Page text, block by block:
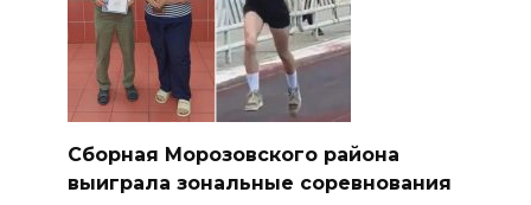
Сборная Морозовского района
выиграла зональные соревнования